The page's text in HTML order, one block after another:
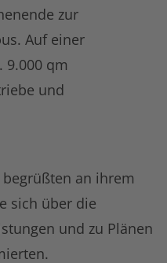
zur
Auf einer
9.000 qm
und
an ihrem
sich über die
und zu Plänen